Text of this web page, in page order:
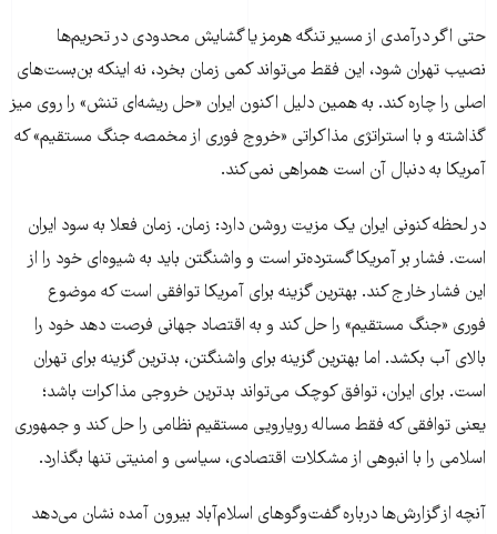
حتی اگر درآمدی از مسیر تنگه هرمز یا گشایش محدودی در تحریم‌ها
نصیب تهران شود، این فقط می‌تواند کمی زمان بخرد، نه اینکه بن‌بست‌های
اصلی را چاره کند. به همین دلیل اکنون ایران «حل ریشه‌ای تنش» را روی میز
گذاشته و با استراتژی مذاکراتی «خروج فوری از مخمصه جنگ مستقیم» که
آمریکا به دنبال آن است همراهی نمی‌کند.
در لحظه کنونی ایران یک مزیت روشن دارد: زمان. زمان فعلا به سود ایران
است. فشار بر آمریکا گسترده‌تر است و واشنگتن باید به شیوه‌ای خود را از
این فشار خارج کند. بهترین گزینه برای آمریکا توافقی است که موضوع
فوری «جنگ مستقیم» را حل کند و به اقتصاد جهانی فرصت دهد خود را
بالای آب بکشد. اما بهترین گزینه برای واشنگتن، بدترین گزینه برای تهران
است. برای ایران، توافق کوچک می‌تواند بدترین خروجی مذاکرات باشد؛
یعنی توافقی که فقط مساله رویارویی مستقیم نظامی را حل کند و جمهوری
اسلامی را با انبوهی از مشکلات اقتصادی، سیاسی و امنیتی تنها بگذارد.
آنچه از گزارش‌ها درباره گفت‌وگوهای اسلام‌آباد بیرون آمده نشان می‌دهد